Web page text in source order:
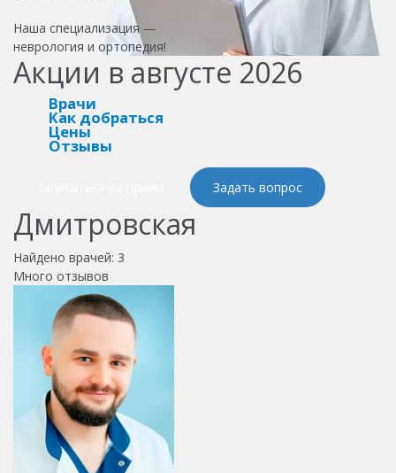
Наша специализация —
неврология и ортопедия!
Акции в августе 2026
Врачи
Как добраться
Цены
Отзывы
Задать вопрос
Дмитровская
Найдено врачей: 3
Много отзывов